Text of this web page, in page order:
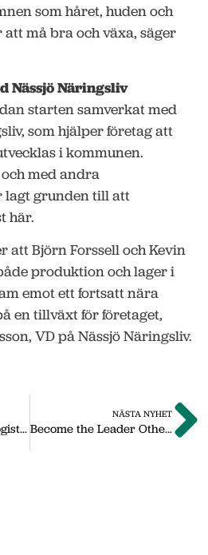
som håret, huden och
må bra och växa, säger
Nässjö Näringsliv
starten samverkat med
som hjälper företag att
i kommunen.
med andra
lagt grunden till att
här.
att Björn Forssell och Kevin
produktion och lager i
emot ett fortsatt nära
en tillväxt för företaget,
VD på Nässjö Näringsliv.
OnePartnerGroup Logistics och Cross Nordic Logistics går samman
NÄSTA NYHET
Become the Leader Others Want to Follow